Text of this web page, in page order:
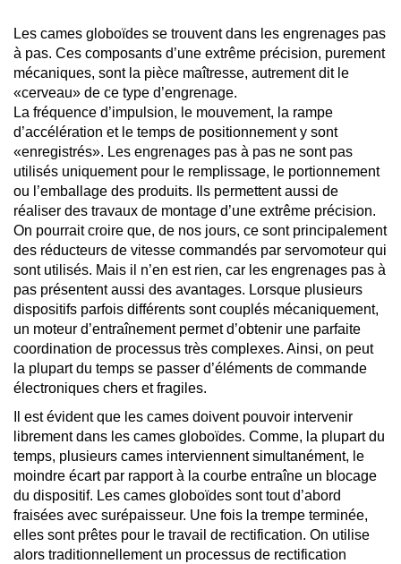
Les cames globoïdes se trouvent dans les engrenages pas
à pas. Ces composants d’une extrême précision, purement
mécaniques, sont la pièce maîtresse, autrement dit le
«cerveau» de ce type d’engrenage.
La fréquence d’impulsion, le mouvement, la rampe
d’accélération et le temps de positionnement y sont
«enregistrés». Les engrenages pas à pas ne sont pas
utilisés uniquement pour le remplissage, le portionnement
ou l’emballage des produits. Ils permettent aussi de
réaliser des travaux de montage d’une extrême précision.
On pourrait croire que, de nos jours, ce sont principalement
des réducteurs de vitesse commandés par servomoteur qui
sont utilisés. Mais il n’en est rien, car les engrenages pas à
pas présentent aussi des avantages. Lorsque plusieurs
dispositifs parfois différents sont couplés mécaniquement,
un moteur d’entraînement permet d’obtenir une parfaite
coordination de processus très complexes. Ainsi, on peut
la plupart du temps se passer d’éléments de commande
électroniques chers et fragiles.
Il est évident que les cames doivent pouvoir intervenir
librement dans les cames globoïdes. Comme, la plupart du
temps, plusieurs cames interviennent simultanément, le
moindre écart par rapport à la courbe entraîne un blocage
du dispositif. Les cames globoïdes sont tout d’abord
fraisées avec surépaisseur. Une fois la trempe terminée,
elles sont prêtes pour le travail de rectification. On utilise
alors traditionnellement un processus de rectification